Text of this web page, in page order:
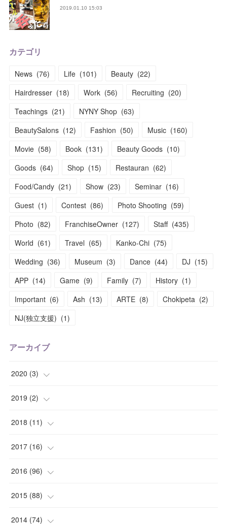
2019.01.10 15:03
カテゴリ
News (76) Life (101) Beauty (22)
Hairdresser (18) Work (56) Recruiting (20)
Teachings (21) NYNY Shop (63)
BeautySalons (12) Fashion (50) Music (160)
Movie (58) Book (131) Beauty Goods (10)
Goods (64) Shop (15) Restauran (62)
Food/Candy (21) Show (23) Seminar (16)
Guest (1) Contest (86) Photo Shooting (59)
Photo (82) FranchiseOwner (127) Staff (435)
World (61) Travel (65) Kanko-Chi (75)
Wedding (36) Museum (3) Dance (44) DJ (15)
APP (14) Game (9) Family (7) History (1)
Important (6) Ash (13) ARTE (8) Chokipeta (2)
NJ(独立支援) (1)
アーカイブ
2020 (3)
(1
( 1)
(1)
2019 (2)
( 1)
(1)
2018 (11)
(2)
(1)
(1)
(1)
2017 (16)
(1)
(2)
(1)
2016 (96)
(2)
(5)
2015 (88)
(4)
2014 (74)